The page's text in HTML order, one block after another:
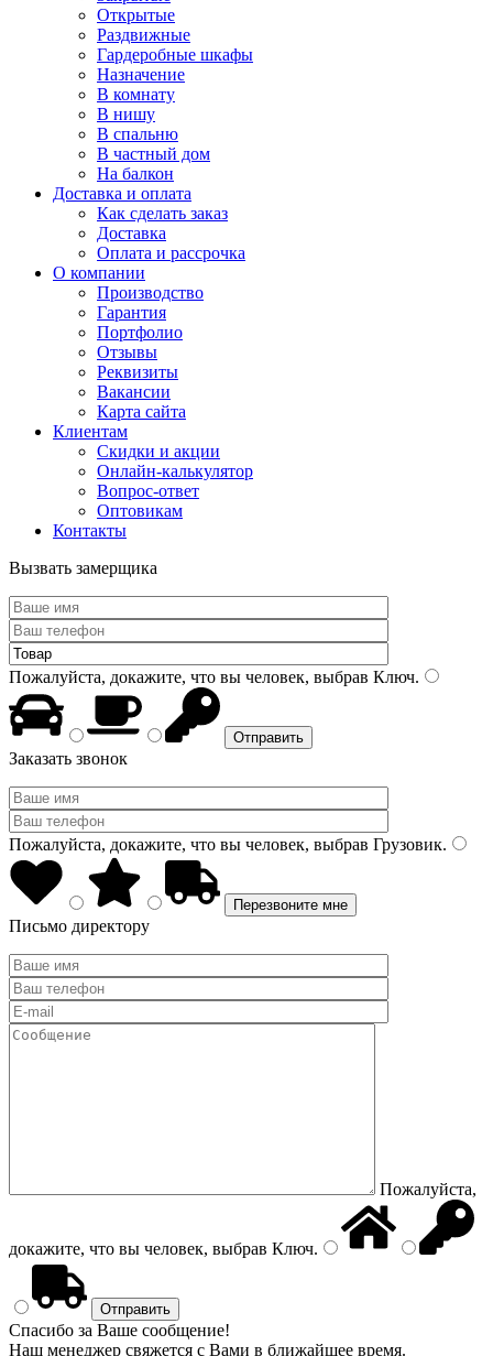
Открытые
Раздвижные
Гардеробные шкафы
Назначение
В комнату
В нишу
В спальню
В частный дом
На балкон
Доставка и оплата
Как сделать заказ
Доставка
Оплата и рассрочка
О компании
Производство
Гарантия
Портфолио
Отзывы
Реквизиты
Вакансии
Карта сайта
Клиентам
Скидки и акции
Онлайн-калькулятор
Вопрос-ответ
Оптовикам
Контакты
Вызвать замерщика
Пожалуйста, докажите, что вы человек, выбрав Ключ.
Заказать звонок
Пожалуйста, докажите, что вы человек, выбрав Грузовик.
Письмо директору
Пожалуйста,
докажите, что вы человек, выбрав Ключ.
Спасибо за Ваше сообщение!
Наш менеджер свяжется с Вами в ближайшее время.